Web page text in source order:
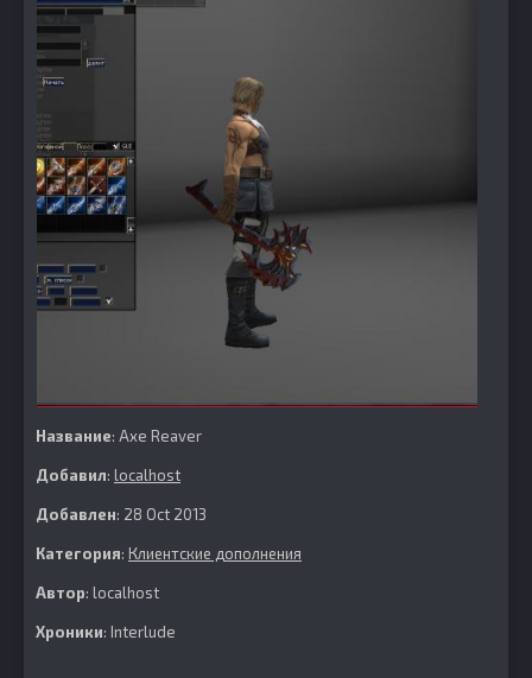
Название: Axe Reaver
Добавил: localhost
Добавлен: 28 Oct 2013
Категория: Клиентские дополнения
Автор: localhost
Хроники: Interlude